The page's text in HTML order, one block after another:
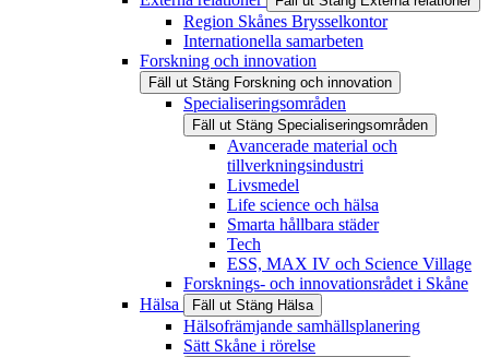
Region Skånes Brysselkontor
Internationella samarbeten
Forskning och innovation
Fäll ut Stäng Forskning och innovation
Specialiseringsområden
Fäll ut Stäng Specialiseringsområden
Avancerade material och
tillverkningsindustri
Livsmedel
Life science och hälsa
Smarta hållbara städer
Tech
ESS, MAX IV och Science Village
Forsknings- och innovationsrådet i Skåne
Hälsa
Fäll ut Stäng Hälsa
Hälsofrämjande samhällsplanering
Sätt Skåne i rörelse